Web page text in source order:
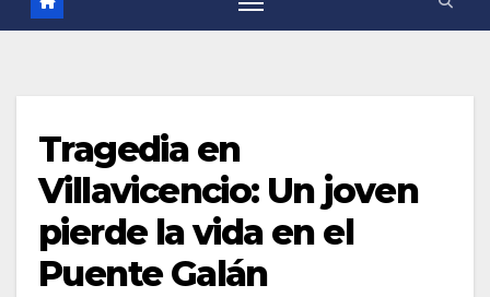
Tragedia en
Villavicencio: Un joven
pierde la vida en el
Puente Galán